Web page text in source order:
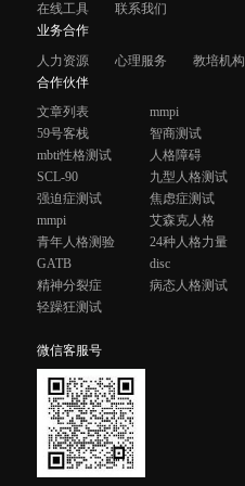
在线工具
联系我们
业务合作
人力资源
心理服务 教培机构
合作伙伴
文章列表
mmpi
59号客栈
智商测试
mbti性格测试
人格障碍
SCL-90
九型人格测试
强迫症测试
焦虑症测试
mmpi
艾森克人格
青年人格测验
24种人格力量
GATB
disc
精神分裂症
病态人格测试
轻躁狂测试
微信客服号